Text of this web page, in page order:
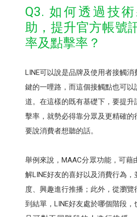
Q3. 如何透過技
助，提升官方帳號
率及點擊率？
LINE可以說是品牌及使用者接觸
鍵的一哩路，而這個接觸點也可以
道。在這樣的既有基礎下，要提升
擊率，就勢必得靠分眾及更精確的
要說消費者想聽的話。
舉例來說，MAAC分眾功能，可藉
解LINE好友的喜好以及消費行為
度、興趣進行推播；此外，從瀏覽
到結單，LINE好友處於哪個階段